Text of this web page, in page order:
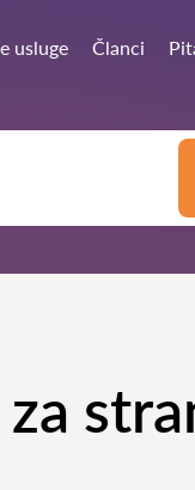
usluge Članci